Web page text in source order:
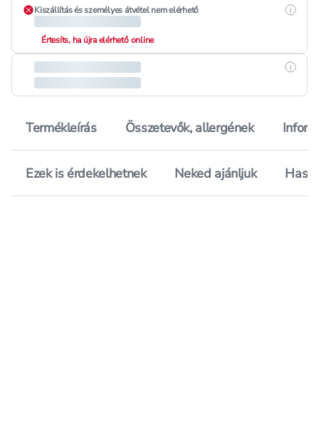
Kiszállítás és személyes átvétel nem elérhető
Értesíts, ha újra elérhető online
Termékleírás Összetevők, allergének
Ezek is érdekelhetnek Neked ajánljuk